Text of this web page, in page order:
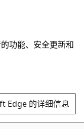
功能、安全更新和
Edge 的详细信息